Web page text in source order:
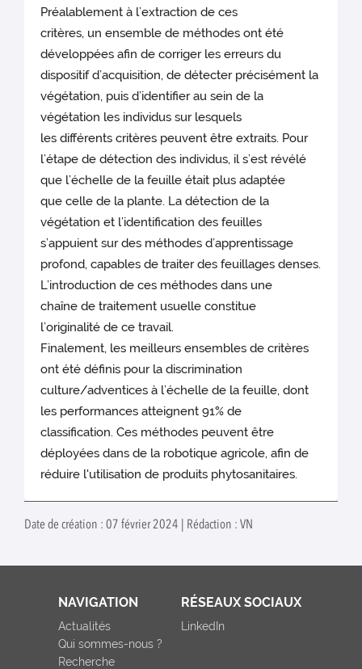
Préalablement à l’extraction de ces
critères, un ensemble de méthodes ont été
développées afin de corriger les erreurs du
dispositif d’acquisition, de détecter précisément la
végétation, puis d’identifier au sein de la
végétation les individus sur lesquels
les différents critères peuvent être extraits. Pour
l’étape de détection des individus, il s’est révélé
que l’échelle de la feuille était plus adaptée
que celle de la plante. La détection de la
végétation et l’identification des feuilles
s’appuient sur des méthodes d’apprentissage
profond, capables de traiter des feuillages denses.
L’introduction de ces méthodes dans une
chaîne de traitement usuelle constitue
l’originalité de ce travail.
Finalement, les meilleurs ensembles de critères
ont été définis pour la discrimination
culture/adventices à l’échelle de la feuille, dont
les performances atteignent 91% de
classification. Ces méthodes peuvent être
déployées dans de la robotique agricole, afin de
réduire l'utilisation de produits phytosanitaires.
Date de création : 07 février 2024 | Rédaction : VN
NAVIGATION
Actualités
Qui sommes-nous ?
Recherche
RÉSEAUX SOCIAUX
LinkedIn